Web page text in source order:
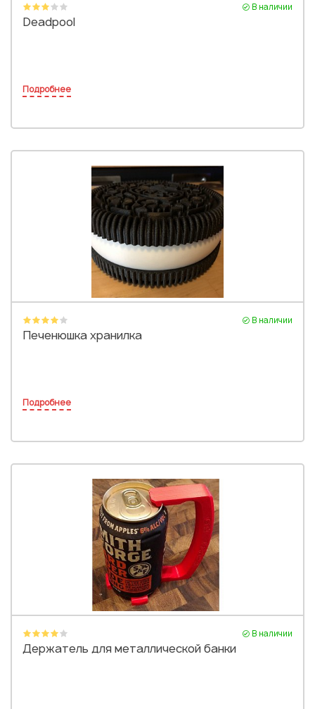
В наличии
Deadpool
Подробнее
В наличии
Печенюшка хранилка
Подробнее
В наличии
Держатель для металлической банки